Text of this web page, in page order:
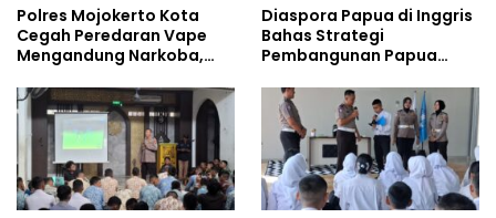
Polres Mojokerto Kota
Cegah Peredaran Vape
Mengandung Narkoba,
Kalangan Remaja
Diaspora Papua di Inggris
Bahas Strategi
Pembangunan Papua
Doktoral Internasional